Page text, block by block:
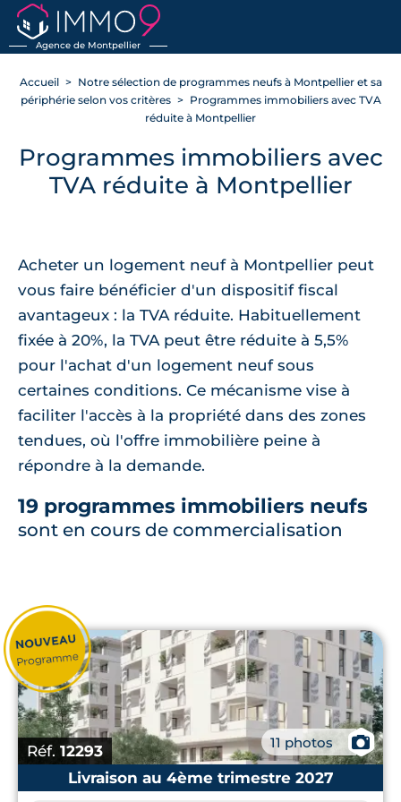
Agence de Montpellier
Accueil
Notre sélection de programmes neufs à Montpellier et sa
périphérie selon vos critères
Programmes immobiliers avec TVA
réduite à Montpellier
Programmes immobiliers avec
TVA réduite à Montpellier
Acheter un logement neuf à Montpellier peut
vous faire bénéficier d'un dispositif fiscal
avantageux : la TVA réduite. Habituellement
fixée à 20%, la TVA peut être réduite à 5,5%
pour l'achat d'un logement neuf sous
certaines conditions. Ce mécanisme vise à
faciliter l'accès à la propriété dans des zones
tendues, où l'offre immobilière peine à
répondre à la demande.
19 programmes immobiliers neufs
sont en cours de commercialisation
Réf. 12293 11 photos
📷
Livraison au 4ème trimestre 2027